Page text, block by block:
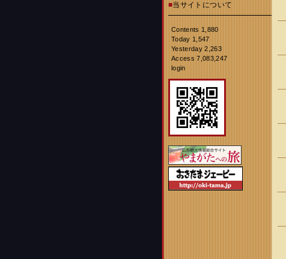
■当サイトについて
Contents 1,880
Today 1,547
Yesterday 2,263
Access 7,083,247
login